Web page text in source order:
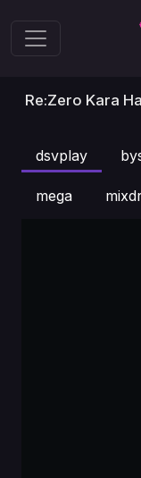
Re:Zero Kara
dsvplay
mega